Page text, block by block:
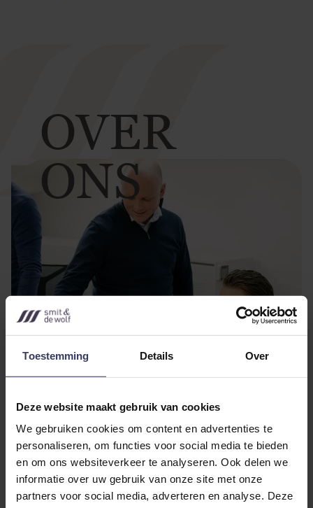
Toestemming Details Over
Deze website maakt gebruik van cookies
We gebruiken cookies om content en advertenties te
personaliseren, om functies voor social media te bieden
en om ons websiteverkeer te analyseren. Ook delen we
informatie over uw gebruik van onze site met onze
partners voor social media, adverteren en analyse. Deze
OVER
ONS
Bij Smit & de Wolf maken de
mensen het verschil
Bij Smit & de Wolf maken de mensen het verschil. Voor
zaken die te automatiseren zijn, zetten we de nieuwste
technologie in. Zo blijft er meer tijd om te doen waar we